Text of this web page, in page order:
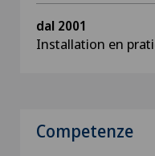
dal 2001
Installation en
Competenze